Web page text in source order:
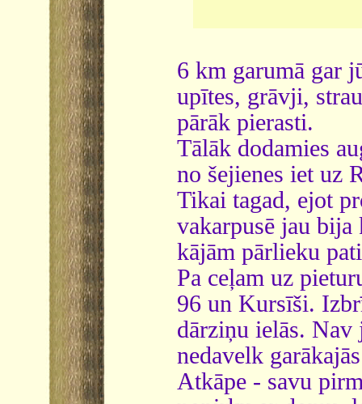
6 km garumā gar
upītes, grāvji,
pārāk pierasti.
Tālāk dodamies
no šejienes iet uz
Tikai tagad, ejot
vakarpusē jau
kājām pārlieku
Pa ceļam uz
96 un Kursīši.
dārziņu ielās. Nav
nedavelk
Atkāpe - savu